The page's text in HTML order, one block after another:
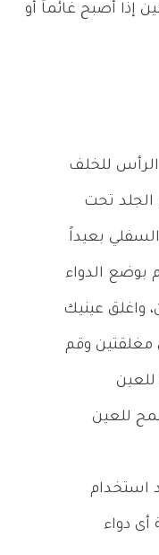
إذا أصبح غائماً أو
للخلف
تحت
بعيداً
بوضع الدواء
واغلق عينيك
مغلقتين وقم
للعين
للعين
استخدام
أى دواء